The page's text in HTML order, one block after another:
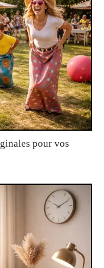
pour vos